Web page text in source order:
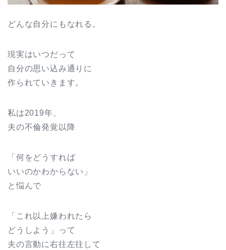
どんな自分にもなれる。
現実はいつだって
自分の思い込み通りに
作られていきます。
私は2019年、
夫の不倫発覚以降
「何をどうすれば
いいのかわからない」
と悩んで
「これ以上嫌われたら
どうしよう」って
夫の言動に右往左往して